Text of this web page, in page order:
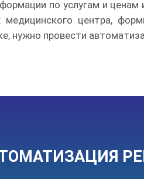
по услугам и
центра,
нужно провести